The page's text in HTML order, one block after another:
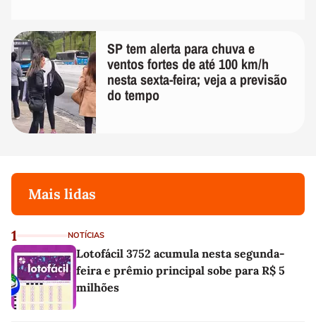
SP tem alerta para chuva e
ventos fortes de até 100 km/h
nesta sexta-feira; veja a previsão
do tempo
Mais lidas
1 NOTÍCIAS
Lotofácil 3752 acumula nesta segunda-
feira e prêmio principal sobe para R$ 5
milhões